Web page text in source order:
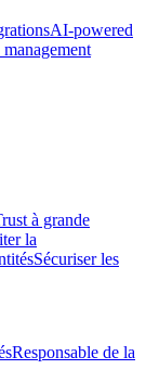
AI-powered
à grande
la
Sécuriser les
Responsable de la